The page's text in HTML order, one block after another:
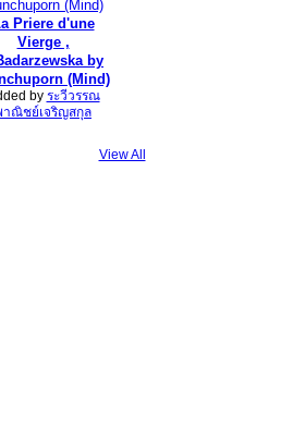
Priere d'une
Vierge ,
by
(Mind)
by ระวีวรรณ
าณิชย์เจริญสกุล
View All